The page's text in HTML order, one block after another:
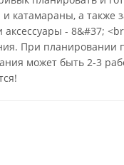
катамараны, а
- 8&#37;
При
может быть 2-3